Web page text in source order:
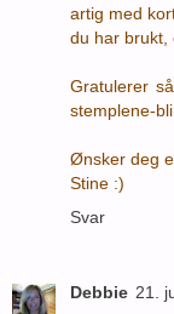
artig med
du har brukt,
Gratulerer
stemplene-
Ønsker deg
Stine :)
Svar
Debbie 21.